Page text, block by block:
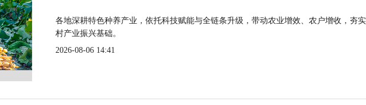
各地深耕特色种养产业，依托科技赋能与全链条升级，带动农业增效、农户增收，夯
村产业振兴基础。
2026-08-06 14:41